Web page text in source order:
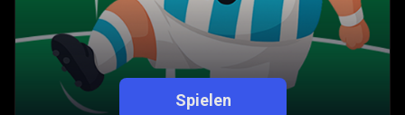
Spielen